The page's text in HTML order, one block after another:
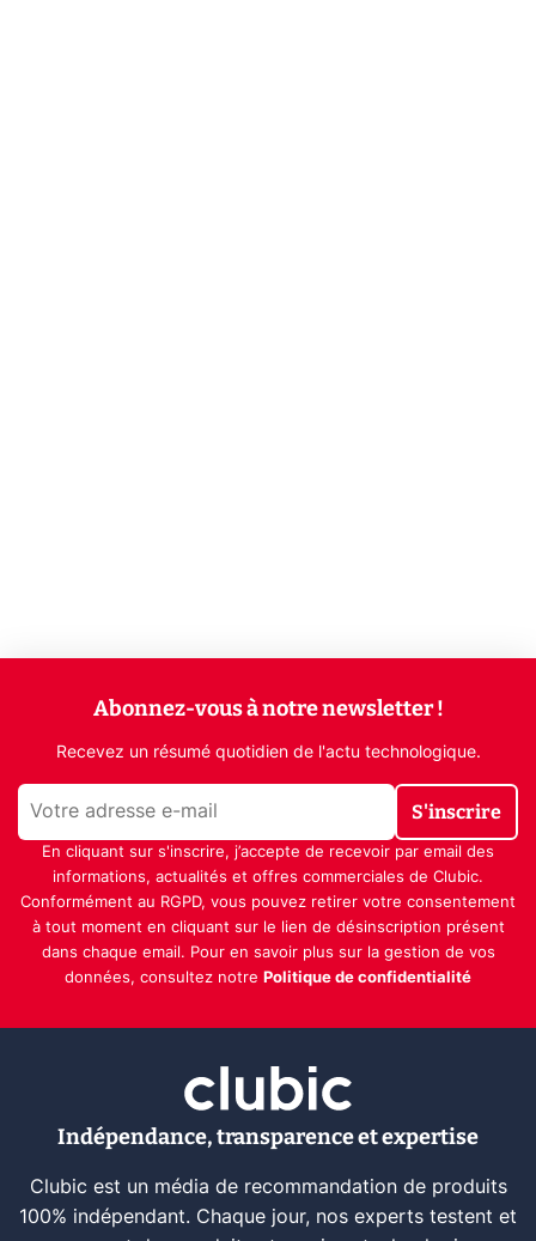
Abonnez-vous à notre newsletter !
Recevez un résumé quotidien de l'actu technologique.
S'inscrire
En cliquant sur s'inscrire, j’accepte de recevoir par email des
informations, actualités et offres commerciales de Clubic.
Conformément au RGPD, vous pouvez retirer votre consentement
à tout moment en cliquant sur le lien de désinscription présent
dans chaque email. Pour en savoir plus sur la gestion de vos
données, consultez notre Politique de confidentialité
Indépendance, transparence et expertise
Clubic est un média de recommandation de produits
100% indépendant. Chaque jour, nos experts testent et